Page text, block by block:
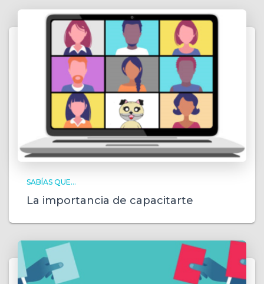
SABÍAS QUE...
La importancia de capacitarte